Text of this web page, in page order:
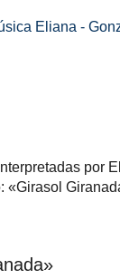
por
«Girasol